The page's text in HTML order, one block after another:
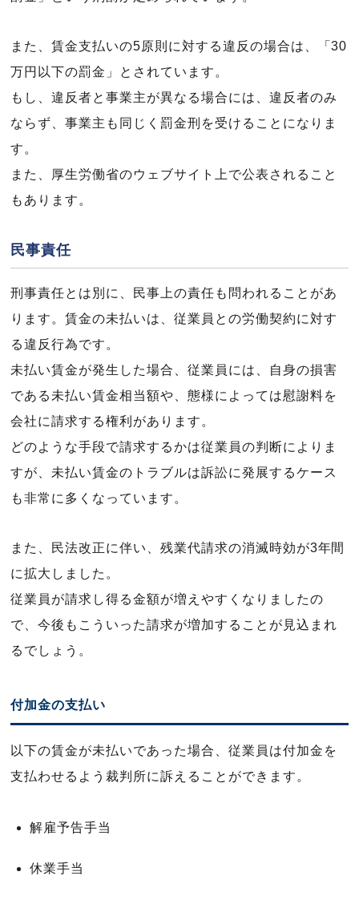
また、賃金支払いの5原則に対する違反の場合は、「30
万円以下の罰金」とされています。
もし、違反者と事業主が異なる場合には、違反者のみ
ならず、事業主も同じく罰金刑を受けることになりま
す。
また、厚生労働省のウェブサイト上で公表されること
もあります。
民事責任
刑事責任とは別に、民事上の責任も問われることがあ
ります。賃金の未払いは、従業員との労働契約に対す
る違反行為です。
未払い賃金が発生した場合、従業員には、自身の損害
である未払い賃金相当額や、態様によっては慰謝料を
会社に請求する権利があります。
どのような手段で請求するかは従業員の判断によりま
すが、未払い賃金のトラブルは訴訟に発展するケース
も非常に多くなっています。
また、民法改正に伴い、残業代請求の消滅時効が3年間
に拡大しました。
従業員が請求し得る金額が増えやすくなりましたの
で、今後もこういった請求が増加することが見込まれ
るでしょう。
付加金の支払い
以下の賃金が未払いであった場合、従業員は付加金を
支払わせるよう裁判所に訴えることができます。
解雇予告手当
休業手当